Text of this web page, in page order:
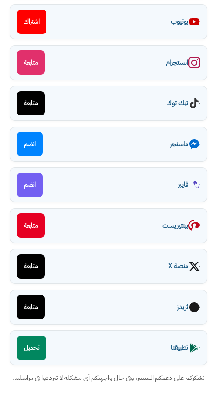
يوتيوب اشتراك
انستجرام متابعة
تيك توك متابعة
ماسنجر انضم
فايبر انضم
بينتيريست متابعة
منصة X متابعة
ثريدز متابعة
تطبيقنا تحميل
نشكركم على دعمكم المستمر، وفي حال واجهتكم أي مشكلة لا تترددوا في مراسلتنا.